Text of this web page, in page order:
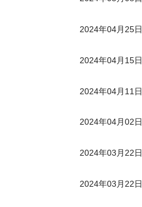
2024年04月25日
2024年04月15日
2024年04月11日
2024年04月02日
2024年03月22日
2024年03月22日